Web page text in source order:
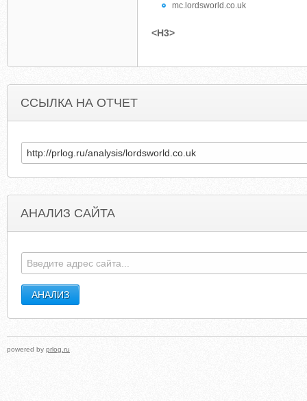
mc.lordsworld.co.uk
<H3>
ССЫЛКА НА ОТЧЕТ
АНАЛИЗ САЙТА
powered by prlog.ru